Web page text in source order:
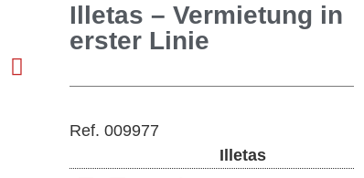
Illetas – Vermietung in
erster Linie
Ref. 009977
Illetas